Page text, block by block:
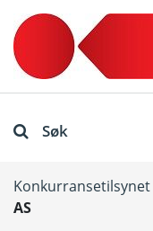
Søk
Konkurransetilsynet
AS